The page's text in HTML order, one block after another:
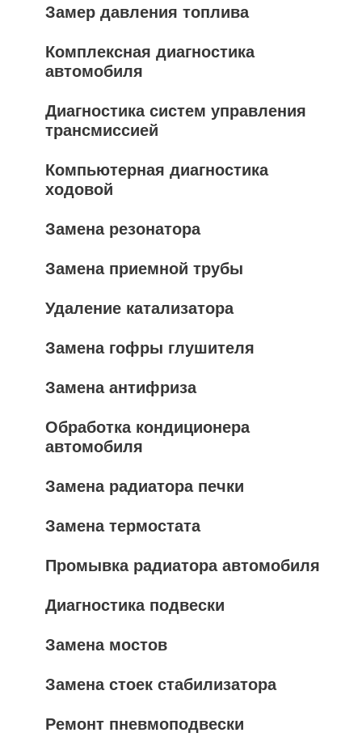
Замер давления топлива
Комплексная диагностика
автомобиля
Диагностика систем управления
трансмиссией
Компьютерная диагностика
ходовой
Замена резонатора
Замена приемной трубы
Удаление катализатора
Замена гофры глушителя
Замена антифриза
Обработка кондиционера
автомобиля
Замена радиатора печки
Замена термостата
Промывка радиатора автомобиля
Диагностика подвески
Замена мостов
Замена стоек стабилизатора
Ремонт пневмоподвески